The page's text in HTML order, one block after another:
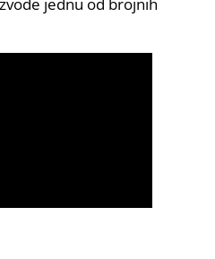
jednu od brojnih